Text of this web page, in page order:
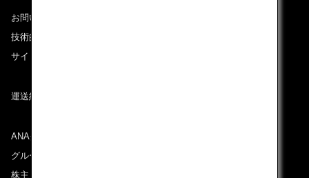
お問い合わせ
技術的なお問い合わせ（推奨環境）
サイトマップ
運送約款
ANAグループについて
グループ企業一覧
株主・投資家情報